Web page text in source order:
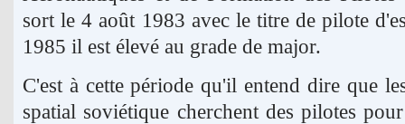
sort le 4 août 1983 avec le titre de pilote
1985 il est élevé au grade de major.
C'est à cette période qu'il entend dire que
spatial soviétique cherchent des pilotes